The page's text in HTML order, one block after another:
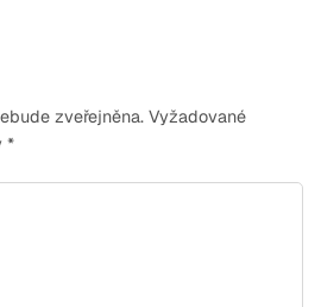
zveřejněna. Vyžadované
*